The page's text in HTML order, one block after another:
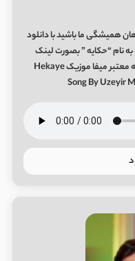
همیشگی ما باشید با دانلود
به نام “حکایه ” بصورت لینک
مستقیم و با 2 کیفیت عالی و خوب در رسانه معتبر میفا موزیک Hekaye
Song By Uzeyir